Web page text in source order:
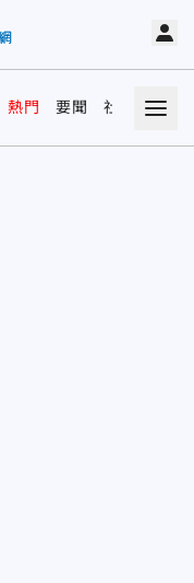
熱門 要聞 社會 娛樂